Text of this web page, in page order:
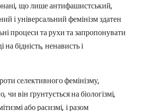
що лише антифашистський,
і універсальний фемінізм здатен
процеси та рухи та запропонувати
на бідність, ненависть і
селективного фемінізму,
чи він ґрунтується на біологізмі,
або расизмі, і разом